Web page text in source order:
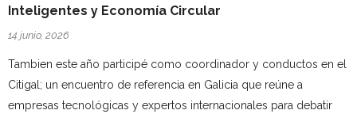
Inteligentes y Economía Circular
14 junio, 2026
Tambien este año participé como coordinador y conductos en el
Citigal; un encuentro de referencia en Galicia que reúne a
empresas tecnológicas y expertos internacionales para debatir